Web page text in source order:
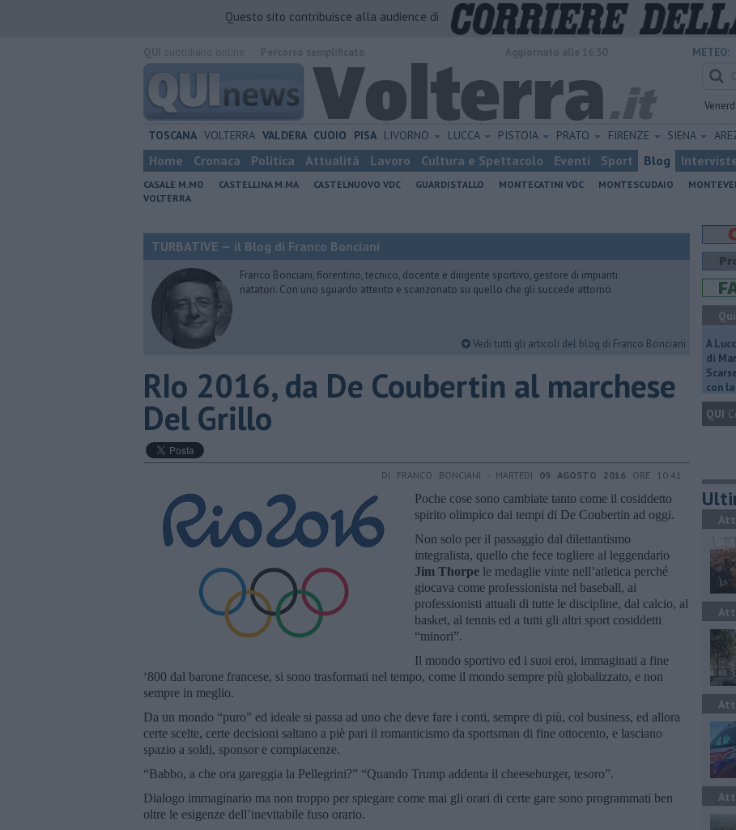
Questo sito contribuisce alla audience di
METEO:
TOSCANA VOLTERRA VALDERA CUOIO PISA LIVORNO LUCCA PISTOIA PRATO FIRENZE SIENA
Home Cronaca Politica Attualità Lavoro Cultura e Spettacolo Eventi Sport Blog
CASALE M.MO CASTELLINA M.MA CASTELNUOVO VDC GUARDISTALLO MONTECATINI VDC MONTESCUDAIO
VOLTERRA
TURBATIVE — il Blog di Franco Bonciani
Franco Bonciani, fiorentino, tecnico, docente e dirigente sportivo, gestore di impianti
natatori. Con uno sguardo attento e scanzonato su quello che gli succede attorno
Vedi tutti gli articoli del blog di Franco Bonciani
RIo 2016, da De Coubertin al marchese
Del Grillo
DI FRANCO BONCIANI - MARTEDÌ 09 AGOSTO 2016 ORE 10:41
Poche cose sono cambiate tanto come il cosiddetto
spirito olimpico dai tempi di De Coubertin ad oggi.
Non solo per il passaggio dal dilettantismo
integralista, quello che fece togliere al leggendario
Jim Thorpe le medaglie vinte nell’atletica perché
giocava come professionista nel baseball, ai
professionisti attuali di tutte le discipline, dal calcio, al
basket, al tennis ed a tutti gli altri sport cosiddetti
“minori”.
Il mondo sportivo ed i suoi eroi, immaginati a fine
‘800 dal barone francese, si sono trasformati nel tempo, come il mondo sempre più globalizzato, e non
sempre in meglio.
Da un mondo “puro” ed ideale si passa ad uno che deve fare i conti, sempre di più, col business, ed allora
certe scelte, certe decisioni saltano a piè pari il romanticismo da sportsman di fine ottocento, e lasciano
spazio a soldi, sponsor e compiacenze.
“Babbo, a che ora gareggia la Pellegrini?” “Quando Trump addenta il cheeseburger, tesoro”.
Dialogo immaginario ma non troppo per spiegare come mai gli orari di certe gare sono programmati ben
oltre le esigenze dell’inevitabile fuso orario.
A
di
con
QUI